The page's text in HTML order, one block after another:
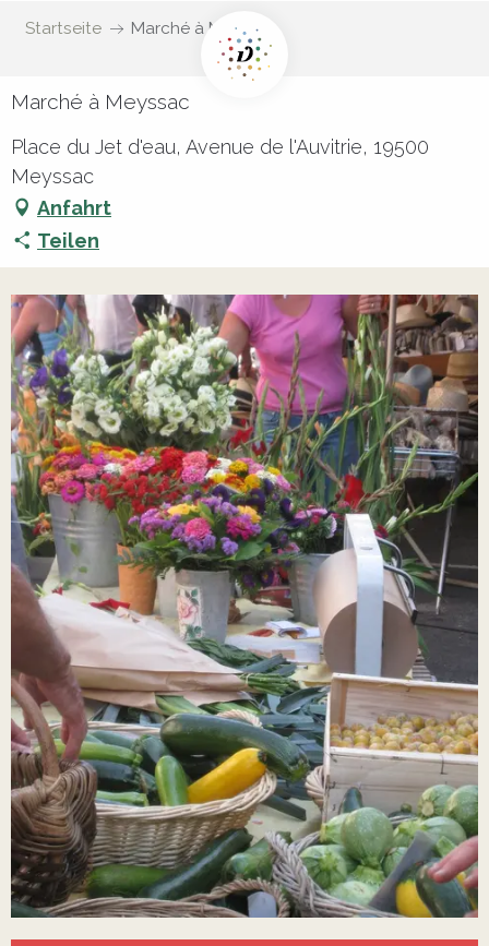
Startseite Marché à Meyssac
Marché à Meyssac
Place du Jet d'eau, Avenue de l'Auvitrie, 19500
Meyssac
Anfahrt
Teilen